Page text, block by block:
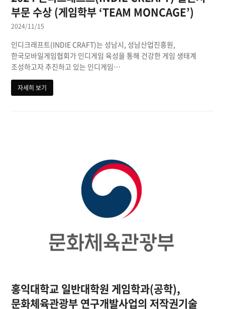
부문 수상 (게임학부 ‘TEAM MONCAGE’)
2024/11/15
인디크래프트(INDIE CRAFT)는 성남시, 성남산업진흥원,
한국모바일게임협회가 인디게임 육성을 통해 건강한 게임 생태계
조성하고자 추진하고 있는 인디게임…
자세히 보기
홍익대학교 일반대학원 게임학과(공학),
문화체육관광부 연구개발사업의 저작권기술